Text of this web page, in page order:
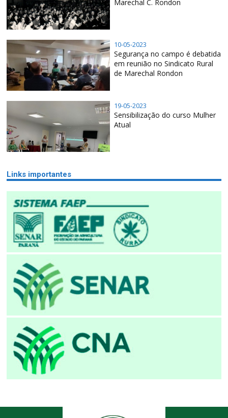
Marechal C. Rondon
10-05-2023
Segurança no campo é debatida
em reunião no Sindicato Rural
de Marechal Rondon
19-05-2023
Sensibilização do curso Mulher
Atual
Links importantes